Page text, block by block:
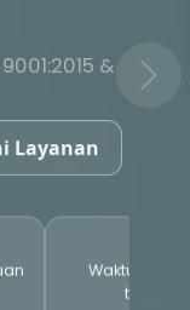
Layanan
Waktu